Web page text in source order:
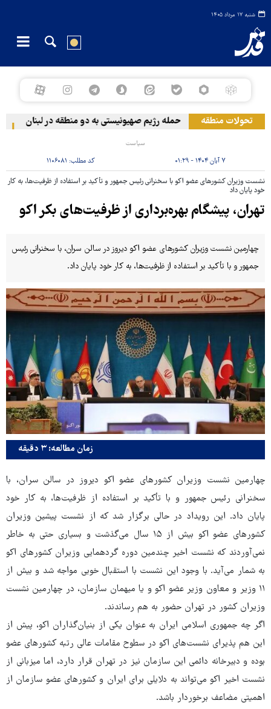
شنبه ۱۷ مرداد ۱۴۰۵
تحولات منطقه حمله رژیم صهیونیستی به دو منطقه در لبنان
سیاست
۷ آبان ۱۴۰۴ - ۰۱:۲۹ کد مطلب: ۱۱۰۶۰۸۱
نشست وزیران کشورهای عضو اکو با سخنرانی رئیس جمهور و تأکید بر استفاده از ظرفیت‌ها، به کار
خود پایان داد
تهران، پیشگام بهره‌برداری از ظرفیت‌های بکر اکو
چهارمین نشست وزیران کشورهای عضو اکو دیروز در سالن سران، با سخنرانی رئیس
جمهور و با تأکید بر استفاده از ظرفیت‌ها، به کار خود پایان داد.
زمان مطالعه: ۳ دقیقه
چهارمین نشست وزیران کشورهای عضو اکو دیروز در سالن سران، با
سخنرانی رئیس جمهور و با تأکید بر استفاده از ظرفیت‌ها، به کار خود
پایان داد. این رویداد در حالی برگزار شد که از نشست پیشین وزیران
کشورهای عضو اکو بیش از ۱۵ سال می‌گذشت و بسیاری حتی به خاطر
نمی‌آوردند که نشست اخیر چندمین دوره گردهمایی وزیران کشورهای اکو
به شمار می‌آید. با وجود این نشست با استقبال خوبی مواجه شد و بیش از
۱۱ وزیر و معاون وزیر عضو اکو و یا میهمان سازمان، در چهارمین نشست
وزیران کشور در تهران حضور به هم رساندند.
اگر چه جمهوری اسلامی ایران به عنوان یکی از بنیان‌گذاران اکو، پیش از
این هم پذیرای نشست‌های اکو در سطوح مقامات عالی رتبه کشورهای عضو
بوده و دبیرخانه دائمی این سازمان نیز در تهران قرار دارد، اما میزبانی از
نشست اخیر اکو می‌تواند به دلایلی برای ایران و کشورهای عضو سازمان از
اهمیتی مضاعف برخوردار باشد.